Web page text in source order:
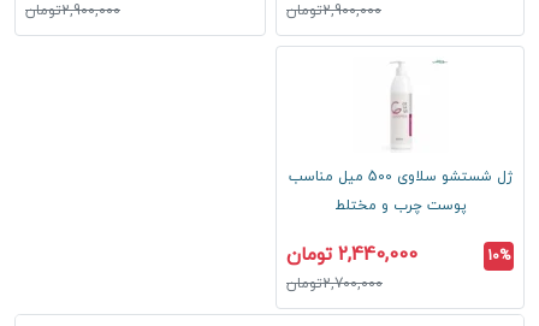
2,900,000تومان 2,900,000تومان
ژل شستشو سلاوی 500 میل مناسب
پوست چرب و مختلط
10% 2,440,000 تومان
2,700,000تومان